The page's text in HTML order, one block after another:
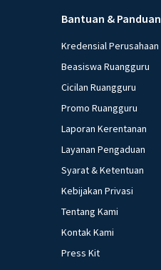
Bantuan & Panduan
Kredensial Perusahaan
Beasiswa Ruangguru
Cicilan Ruangguru
Promo Ruangguru
Laporan Kerentanan
Layanan Pengaduan
Syarat & Ketentuan
Kebijakan Privasi
Tentang Kami
Kontak Kami
Press Kit